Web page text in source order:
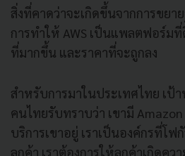
สิ่งที่คาดว่าจะเกิดขึ้นจากการขยา
การทำให้ AWS เป็นแพลตฟอร์ม
ที่มากขึ้น และราคาที่จะถูกลง
สำหรับการมาในประเทศไทย เป้
คนไทยรับทราบว่า เขามี Amazon
บริการเขาอยู่ เราเป็นองค์กรที่โ
ลูกค้า เราต้องการให้ลูกค้าเกิดคว